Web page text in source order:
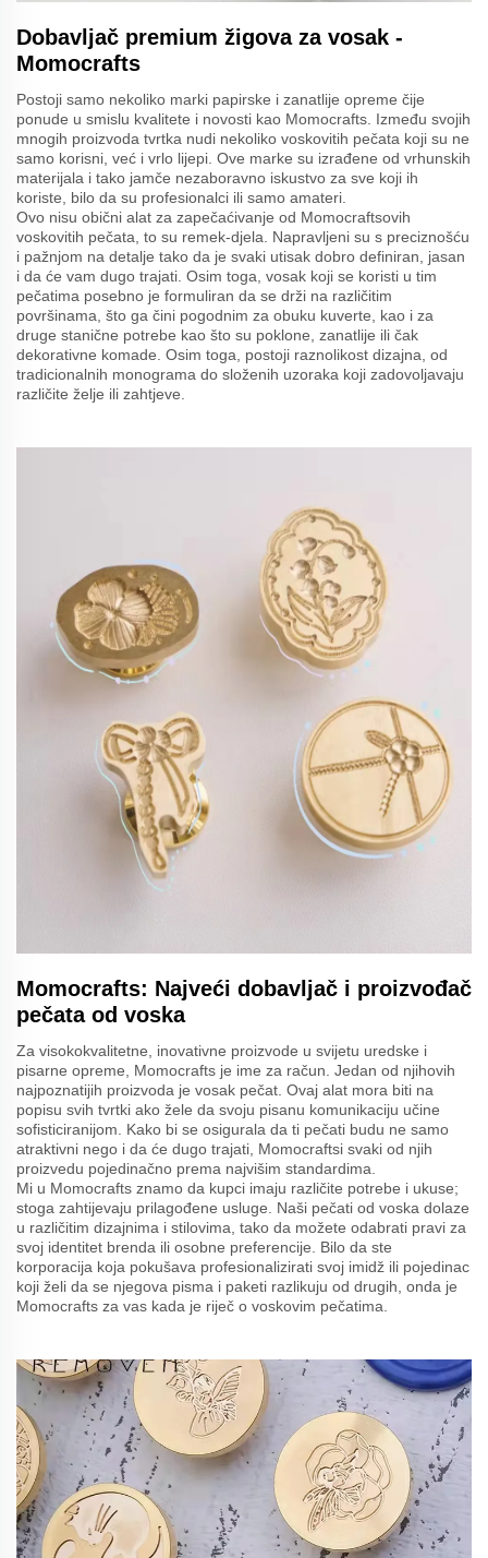
Dobavljač premium žigova za vosak -
Momocrafts
Postoji samo nekoliko marki papirske i zanatlije opreme čije
ponude u smislu kvalitete i novosti kao Momocrafts. Između svojih
mnogih proizvoda tvrtka nudi nekoliko voskovitih pečata koji su ne
samo korisni, već i vrlo lijepi. Ove marke su izrađene od vrhunskih
materijala i tako jamče nezaboravno iskustvo za sve koji ih
koriste, bilo da su profesionalci ili samo amateri.
Ovo nisu obični alat za zapečaćivanje od Momocraftsovih
voskovitih pečata, to su remek-djela. Napravljeni su s preciznošću
i pažnjom na detalje tako da je svaki utisak dobro definiran, jasan
i da će vam dugo trajati. Osim toga, vosak koji se koristi u tim
pečatima posebno je formuliran da se drži na različitim
površinama, što ga čini pogodnim za obuku kuverte, kao i za
druge stanične potrebe kao što su poklone, zanatlije ili čak
dekorativne komade. Osim toga, postoji raznolikost dizajna, od
tradicionalnih monograma do složenih uzoraka koji zadovoljavaju
različite želje ili zahtjeve.
Momocrafts: Najveći dobavljač i proizvođač
pečata od voska
Za visokokvalitetne, inovativne proizvode u svijetu uredske i
pisarne opreme, Momocrafts je ime za račun. Jedan od njihovih
najpoznatijih proizvoda je vosak pečat. Ovaj alat mora biti na
popisu svih tvrtki ako žele da svoju pisanu komunikaciju učine
sofisticiranijom. Kako bi se osigurala da ti pečati budu ne samo
atraktivni nego i da će dugo trajati, Momocraftsi svaki od njih
proizvedu pojedinačno prema najvišim standardima.
Mi u Momocrafts znamo da kupci imaju različite potrebe i ukuse;
stoga zahtijevaju prilagođene usluge. Naši pečati od voska dolaze
u različitim dizajnima i stilovima, tako da možete odabrati pravi za
svoj identitet brenda ili osobne preferencije. Bilo da ste
korporacija koja pokušava profesionalizirati svoj imidž ili pojedinac
koji želi da se njegova pisma i paketi razlikuju od drugih, onda je
Momocrafts za vas kada je riječ o voskovim pečatima.